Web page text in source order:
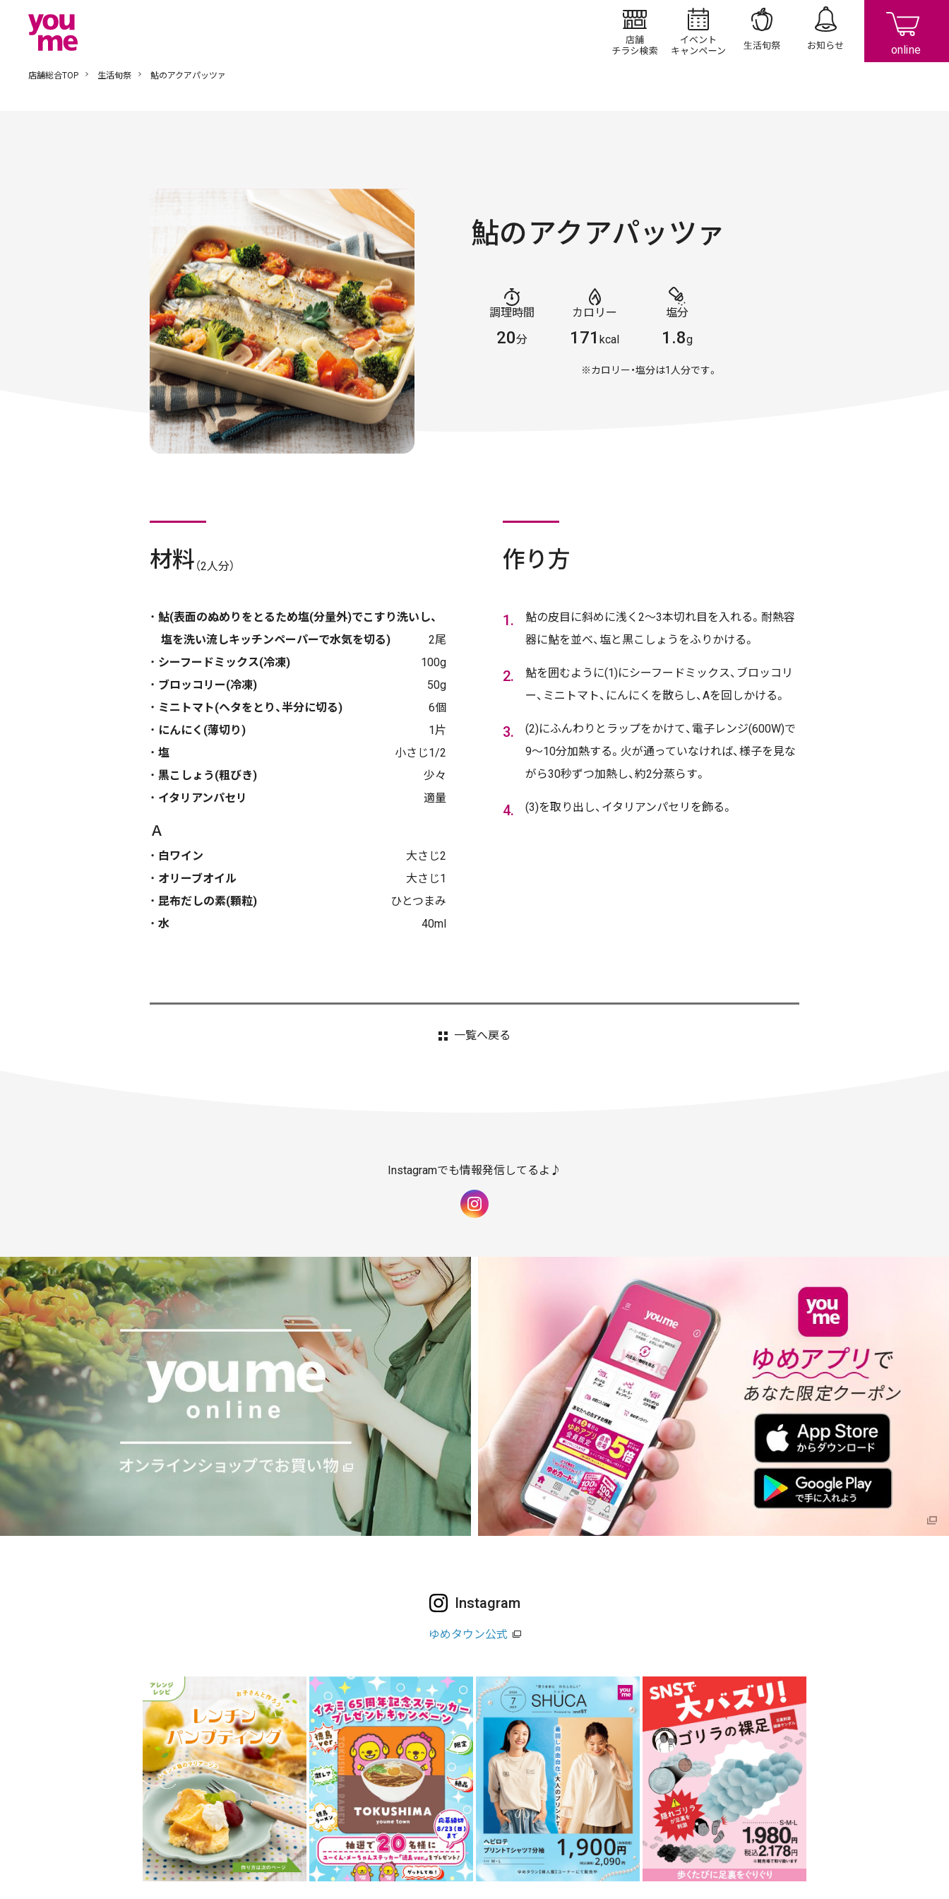
店舗/チラシ検索イベント/キャンペーン
生活旬祭 お知らせ
店舗総合TOP 生活旬祭 鮎のアクアパッツァ
鮎のアクアパッツァ
調理時間
20分
カロリー
171 kcal
塩分
1.8g
※カロリー・塩分は1人分です。
材料 （2人分）
鮎(表面のぬめりをとるため塩(分量外)でこすり洗いし、
塩を洗い流しキッチンペーパーで水気を切る)
2尾
シーフードミックス(冷凍)
100g
ブロッコリー(冷凍)
50g
ミニトマト(ヘタをとり、半分に切る)
6個
にんにく(薄切り)
1片
塩
小さじ1/2
黒こしょう(粗びき)
少々
イタリアンパセリ
適量
Ａ
白ワイン
大さじ2
オリーブオイル
大さじ1
昆布だしの素(顆粒)
ひとつまみ
水
40ml
作り方
鮎の皮目に斜めに浅く2～3本切れ目を入れる。耐熱容
器に鮎を並べ、塩と黒こしょうをふりかける。
鮎を囲むように(1)にシーフードミックス、ブロッコリ
ー、ミニトマト、にんにくを散らし、Aを回しかける。
(2)にふんわりとラップをかけて、電子レンジ(600W)で
9～10分加熱する。火が通っていなければ、様子を見な
がら30秒ずつ加熱し、約2分蒸らす。
(3)を取り出し、イタリアンパセリを飾る。
一覧へ戻る
Instagramでも情報発信してるよ♪
Instagram
ゆめタウン公式